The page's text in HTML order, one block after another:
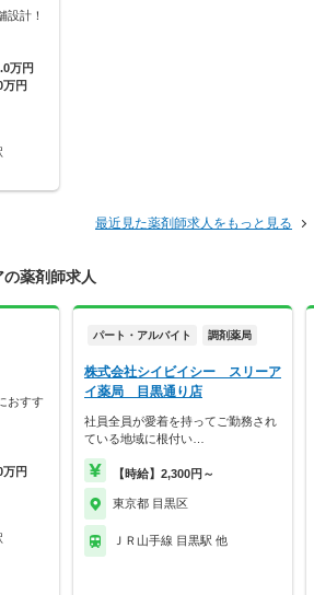
設計！
万円
万円
最近見た薬剤師求人をもっと見る
の薬剤師求人
おすす
万円
パート・アルバイト 調剤薬局
株式会社シイビイシー スリーア
イ薬局 目黒通り店
社員全員が愛着を持ってご勤務され
ている地域に根付い…
【時給】2,300円～
東京都 目黒区
ＪＲ山手線 目黒駅 他